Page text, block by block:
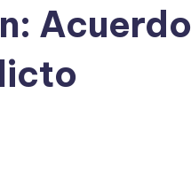
Acuerdo